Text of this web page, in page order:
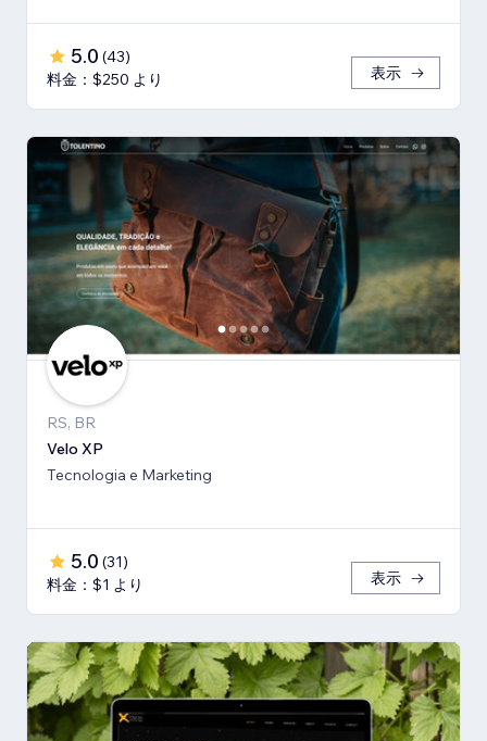
5.0 (43)
料金：$250 より
表示
RS, BR
Velo XP
Tecnologia e Marketing
5.0 (31)
料金：$1 より
表示